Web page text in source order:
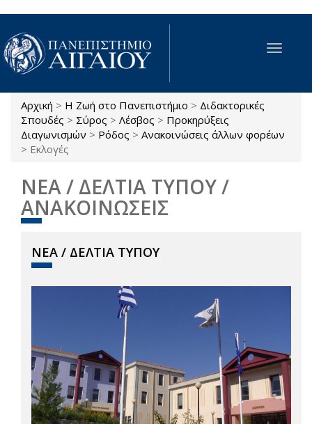
Παράκαμψη προς το κυρίως περιεχόμενο
Toggle
Είστε εδώ
Αρχική > Η Ζωή στο Πανεπιστήμιο > Διδακτορικές
Σπουδές > Σύρος > Λέσβος > Προκηρύξεις
Διαγωνισμών > Ρόδος > Ανακοινώσεις άλλων φορέων
> Εκλογές
ΝΕΑ / ΔΕΛΤΙΑ ΤΥΠΟΥ /
ΑΝΑΚΟΙΝΩΣΕΙΣ
ΝΕΑ / ΔΕΛΤΙΑ ΤΥΠΟΥ